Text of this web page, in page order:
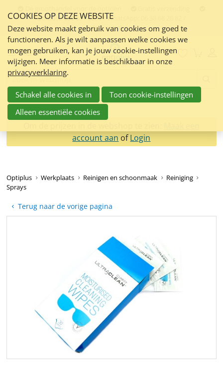
links
over
Spring
naar
de
inhoud
Spring
naar
navigatie
Contact:050 551 5200 / WhatsApp: 06 38 68 28 82 /
info@optiplus.nl
Menu
Zoeken:
account aan ofLogin
Optiplus Werkplaats Reinigen en schoonmaak
Reiniging
Sprays
Terug naar de vorige pagina
COOKIES OP DEZE WEBSITE
Deze website maakt gebruik van cookies om goed te
functioneren. Als je wilt aanpassen welke cookies we
mogen gebruiken, kan je jouw cookie-instellingen
wijzigen. Meer informatie is beschikbaar in onze
privacyverklaring.
Schakel alle cookies in
Toon cookie-instellingen
Alleen essentiële cookies